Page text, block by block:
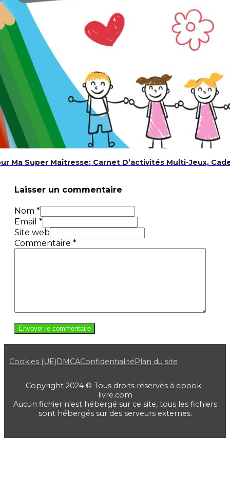
Ma Super Maîtresse: Carnet D’activités Multi-Jeux,
Laisser un commentaire
Nom *
Email *
Site web
Commentaire *
Cookies (UE)DMCAConfidentialitéPlan du site
Copyright 2024 © Tous droits réservés à ebook-
livre.com
Aucun fichier n'est hébergé sur ce site, tous les fichiers
sont hébergés sur des serveurs externes.